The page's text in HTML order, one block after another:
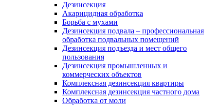
Дезинсекция
Акарицидная обработка
Борьба с мухами
Дезинсекция подвала – профессиональная
обработка подвальных помещений
Дезинсекция подъезда и мест общего
пользования
Дезинсекция промышленных и
коммерческих объектов
Комплексная дезинсекция квартиры
Комплексная дезинсекция частного дома
Обработка от моли